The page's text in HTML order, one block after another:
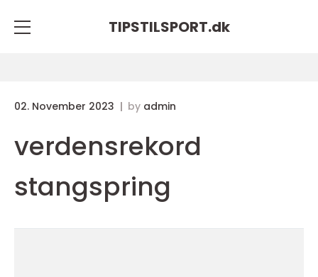
TIPSTILSPORT.dk
02. November 2023 by admin
verdensrekord
stangspring